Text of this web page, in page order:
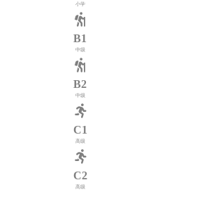
小学
B1
中级
B2
中级
C1
高级
C2
高级